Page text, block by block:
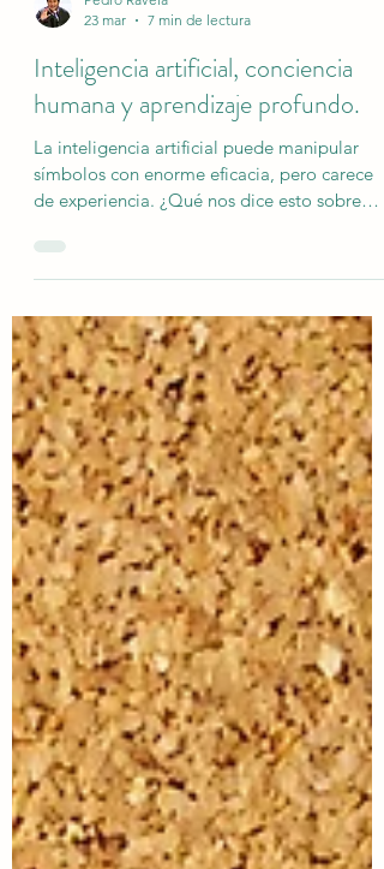
Pedro Ravela
23 mar
7 min de lectura
Inteligencia artificial, conciencia
humana y aprendizaje profundo.
símbolos con enorme eficacia, pero carece
de experiencia. ¿Qué nos dice esto sobre
qué significa comprender? ¿Qué tipo de
“pensamiento” tiene la Inteligencia artificial?
¿En qué se parece a nuestro propio
pensamiento?